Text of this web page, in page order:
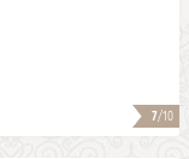
7/10